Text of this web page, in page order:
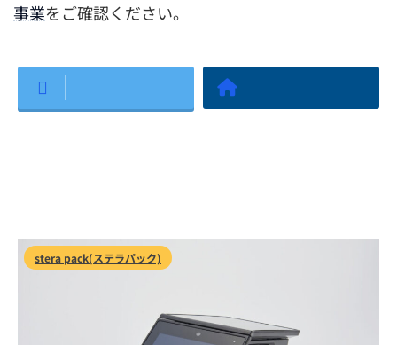
事業をご確認ください。
stera pack(ステラパック)